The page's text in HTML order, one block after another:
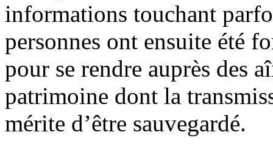
informations touchant
personnes ont ensuite été
pour se rendre auprès des
patrimoine dont la
mérite d’être sauvegardé.